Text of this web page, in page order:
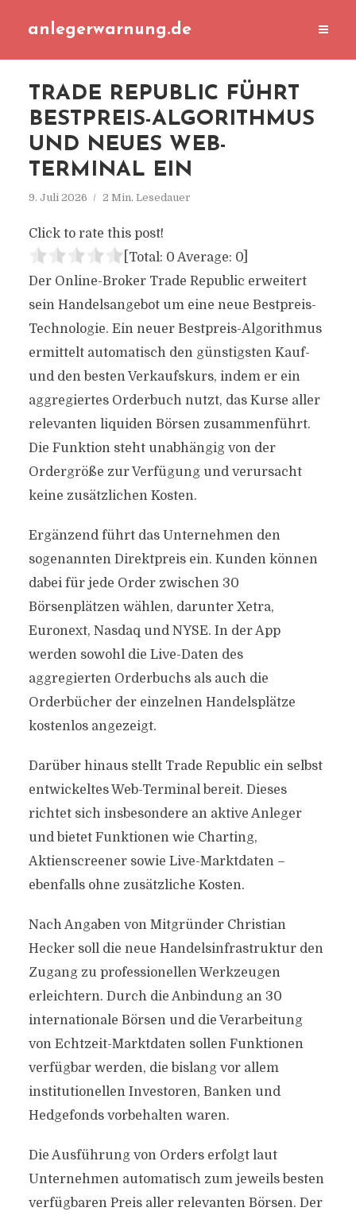
anlegerwarnung.de
TRADE REPUBLIC FÜHRT
BESTPREIS-ALGORITHMUS
UND NEUES WEB-
TERMINAL EIN
9. Juli 2026 2 Min. Lesedauer
Click to rate this post!
[Total: 0 Average: 0]
Der Online-Broker Trade Republic erweitert
sein Handelsangebot um eine neue Bestpreis-
Technologie. Ein neuer Bestpreis-Algorithmus
ermittelt automatisch den günstigsten Kauf-
und den besten Verkaufskurs, indem er ein
aggregiertes Orderbuch nutzt, das Kurse aller
relevanten liquiden Börsen zusammenführt.
Die Funktion steht unabhängig von der
Ordergröße zur Verfügung und verursacht
keine zusätzlichen Kosten.
Ergänzend führt das Unternehmen den
sogenannten Direktpreis ein. Kunden können
dabei für jede Order zwischen 30
Börsenplätzen wählen, darunter Xetra,
Euronext, Nasdaq und NYSE. In der App
werden sowohl die Live-Daten des
aggregierten Orderbuchs als auch die
Orderbücher der einzelnen Handelsplätze
kostenlos angezeigt.
Darüber hinaus stellt Trade Republic ein selbst
entwickeltes Web-Terminal bereit. Dieses
richtet sich insbesondere an aktive Anleger
und bietet Funktionen wie Charting,
Aktienscreener sowie Live-Marktdaten –
ebenfalls ohne zusätzliche Kosten.
Nach Angaben von Mitgründer Christian
Hecker soll die neue Handelsinfrastruktur den
Zugang zu professionellen Werkzeugen
erleichtern. Durch die Anbindung an 30
internationale Börsen und die Verarbeitung
von Echtzeit-Marktdaten sollen Funktionen
verfügbar werden, die bislang vor allem
institutionellen Investoren, Banken und
Hedgefonds vorbehalten waren.
Die Ausführung von Orders erfolgt laut
Unternehmen automatisch zum jeweils besten
verfügbaren Preis aller relevanten Börsen. Der